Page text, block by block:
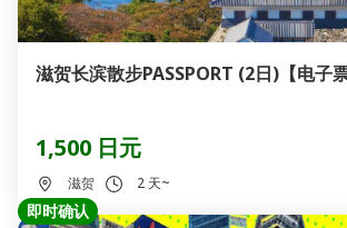
滋贺长滨散步PASSPORT (2日)【电子票
1,500 日元
滋贺 2 天~
即时确认